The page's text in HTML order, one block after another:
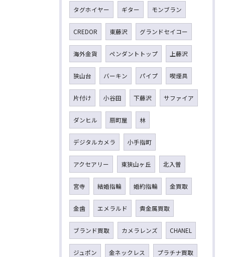
タグホイヤー ギター モンブラン
CREDOR 東藤沢 グランドセイコー
海外金貨 ペンダントトップ 上藤沢
狭山台 バーキン パイプ 喫煙具
片付け 小谷田 下藤沢 サファイア
ダンヒル 扇町屋 林
デジタルカメラ 小手指町
アクセアリー 東狭山ヶ丘 北入曽
宮寺 結婚指輪 婚約指輪 金買取
金歯 エメラルド 貴金属買取
ブランド買取 カメラレンズ CHANEL
ジュポン 金ネックレス プラチナ買取